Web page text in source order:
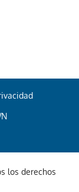
los derechos